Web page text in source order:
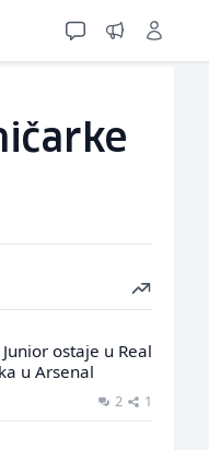
ostaje u Real
u Arsenal
2 1